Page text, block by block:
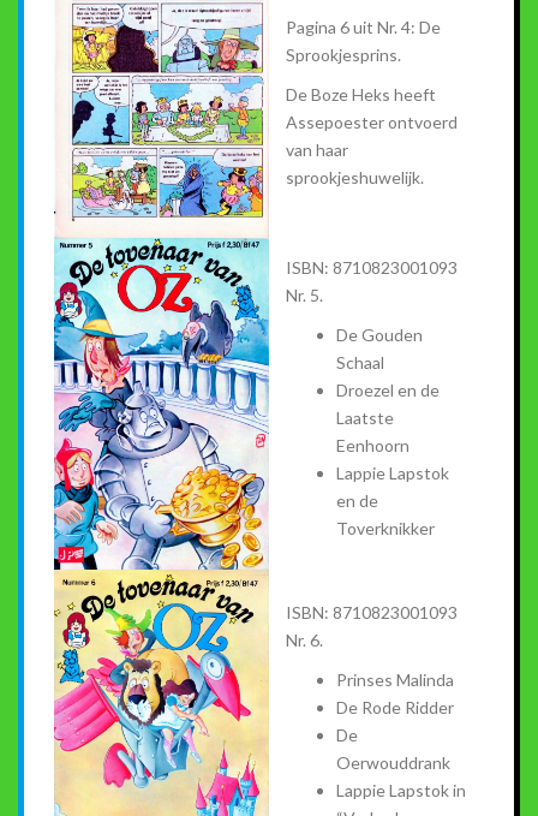
Pagina 6 uit Nr. 4: De
Sprookjesprins.
De Boze Heks heeft
Assepoester ontvoerd
van haar
sprookjeshuwelijk.
ISBN: 8710823001093
Nr. 5.
De Gouden
Schaal
Droezel en de
Laatste
Eenhoorn
Lappie Lapstok
en de
Toverknikker
ISBN: 8710823001093
Nr. 6.
Prinses Malinda
De Rode Ridder
De
Oerwouddrank
Lappie Lapstok in